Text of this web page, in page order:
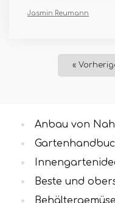
Jasmin Reumann
«
Anbau von
Beste und
Behältergemüse